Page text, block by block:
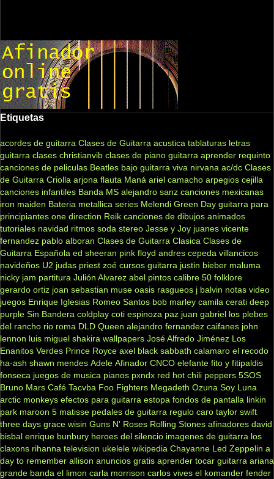
Etiquetas
acordes de guitarra Clases de Guitarra acustica tablaturas letras
guitarra clases christianvib clases de piano guitarra aprender requinto
canciones de peliculas Beatles bajo guitarra viva nirvana ac/dc Clases
de Guitarra Criolla arjona flauta Maná ariel camacho arpegios cejilla
canciones infantiles Banda MS alejandro sanz canciones mexicanas
iron maiden Bateria metallica series Melendi Green Day guitarra para
principiantes one direction Reik canciones de dibujos animados
tutoriales navidad ritmos soda stereo Jesse y Joy juanes vicente
fernandez pablo alboran Clases de Guitarra Clasica Clases de
Guitarra Española ed sheeran pink floyd andres cepeda villancicos
navideños U2 judas priest zoé cursos guitarra justin bieber maluma
nicky jam partitura Julión Alvarez abel pintos calibre 50 folklore
gerardo ortiz joan sebastian muse oasis rasgueos j balvin notas video
juegos Enrique Iglesias Romeo Santos bob marley camila cerati deep
purple Sin Bandera coldplay coti espinoza paz juan gabriel los plebes
del rancho rio roma DLD Queen alejandro fernandez caifanes john
lennon luis miguel shakira wallpapers José Alfredo Jiménez Los
Enanitos Verdes Prince Royce axel black sabbath calamaro el recodo
ha-ash shawn mendes Adele Afinador CNCO elefante fito y fitipaldis
fonseca juegos de musica pianos pxndx red hot chili peppers 5SOS
Bruno Mars Café Tacvba Foo Fighters Megadeth Ozuna Soy Luna
arctic monkeys efectos para guitarra estopa fondos de pantalla linkin
park maroon 5 matisse pedales de guitarra regulo caro taylor swift
three days grace wisin Guns N' Roses Rolling Stones afinadores david
bisbal enrique bunbury heroes del silencio imagenes de guitarra los
claxons rihanna television ukelele wikipedia Chayanne Led Zeppelin a
day to remember allison anuncios gratis aprender tocar guitarra ariana
grande banda el limon carla morrison carlos vives el komander fender